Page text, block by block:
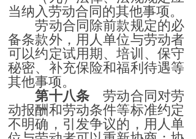
当纳入劳动合同的其他事项。
劳动合同除前款规定的必
备条款外，用人单位与劳动者
可以约定试用期、培训、保守
秘密、补充保险和福利待遇等
其他事项。
第十八条 劳动合同对劳
动报酬和劳动条件等标准约定
不明确，引发争议的，用人单